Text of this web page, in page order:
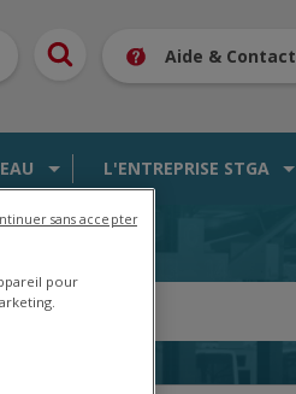
Aide & Contact
L'ENTREPRISE STGA
pour
sans accepter